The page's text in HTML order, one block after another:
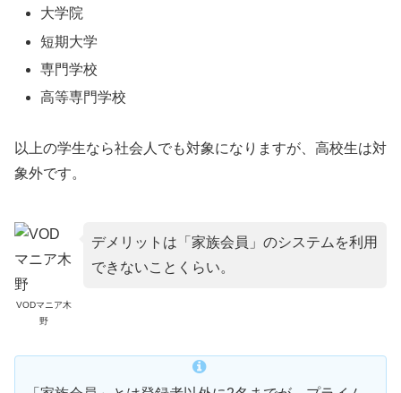
大学院
短期大学
専門学校
高等専門学校
以上の学生なら社会人でも対象になりますが、高校生は対
象外です。
VODマニア木
野
デメリットは「家族会員」のシステムを利用
できないことくらい。